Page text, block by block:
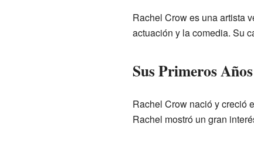
Rachel Crow es una artista
actuación y la comedia. Su
Sus Primeros
Rachel Crow nació y creció
Rachel mostró un gran